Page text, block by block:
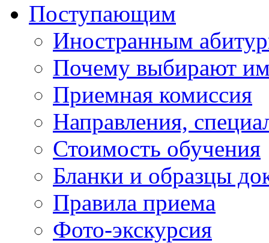
Поступающим
Иностранным
Почему выбирают
Приемная комиссия
Направления,
Стоимость обучения
Бланки и образцы
Правила приема
Фото-экскурсия